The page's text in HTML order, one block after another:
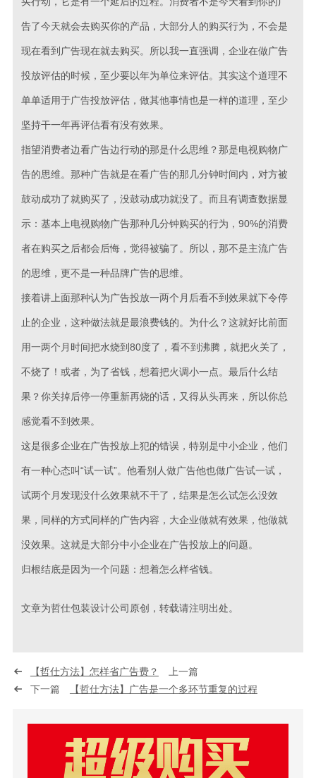
告了今天就会去购买你的产品，大部分人的购买行为，不会是
现在看到广告现在就去购买。所以我一直强调，企业在做广告
投放评估的时候，至少要以年为单位来评估。其实这个道理不
单单适用于广告投放评估，做其他事情也是一样的道理，至少
坚持干一年再评估看有没有效果。
指望消费者边看广告边行动的那是什么思维？那是电视购物广
告的思维。那种广告就是在看广告的那几分钟时间内，对方被
鼓动成功了就购买了，没鼓动成功就没了。而且有调查数据显
示：基本上电视购物广告那种几分钟购买的行为，90%的消费
者在购买之后都会后悔，觉得被骗了。所以，那不是主流广告
的思维，更不是一种品牌广告的思维。
接着讲上面那种认为广告投放一两个月后看不到效果就下令停
止的企业，这种做法就是最浪费钱的。为什么？这就好比前面
用一两个月时间把水烧到80度了，看不到沸腾，就把火关了，
不烧了！或者，为了省钱，想着把火调小一点。最后什么结
果？你关掉后停一停重新再烧的话，又得从头再来，所以你总
感觉看不到效果。
这是很多企业在广告投放上犯的错误，特别是中小企业，他们
有一种心态叫“试一试”。他看别人做广告他也做广告试一试，
试两个月发现没什么效果就不干了，结果是怎么试怎么没效
果，同样的方式同样的广告内容，大企业做就有效果，他做就
没效果。这就是大部分中小企业在广告投放上的问题。
归根结底是因为一个问题：想着怎么样省钱。
文章为哲仕包装设计公司原创，转载请注明出处。
【哲仕方法】怎样省广告费？
上一篇
下一篇
【哲仕方法】广告是一个多环节重复的过程